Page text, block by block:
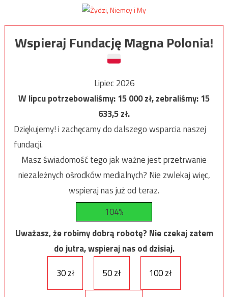
Wspieraj Fundację Magna Polonia!
Lipiec 2026
W lipcu potrzebowaliśmy:15 000zł, zebraliśmy:15
633,5zł.
Dziękujemy! i zachęcamy do dalszego wsparcia naszej
fundacji.
Masz świadomość tego jak ważne jest przetrwanie
niezależnych ośrodków medialnych? Nie zwlekaj więc,
wspieraj nas już od teraz.
104%
Uważasz, że robimy dobrą robotę? Nie czekaj zatem
do jutra, wspieraj nas od dzisiaj.
30 zł
50 zł 100 zł